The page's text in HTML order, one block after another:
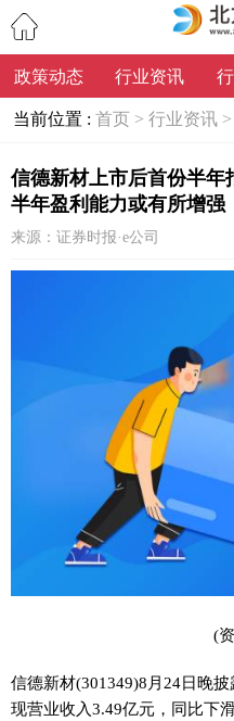
政策动态 行业资讯
当前位置 : 首页 > 行业资讯 >
信德新材上市后首份半年
半年盈利能力或有所增强
来源：证券时报·e公司
(
信德新材(301349)8月24日晚
现营业收入3.49亿元，同比下